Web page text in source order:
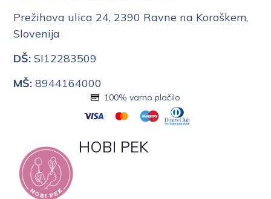
Prežihova ulica 24, 2390 Ravne na Koroškem,
Slovenija
DŠ: SI12283509
MŠ: 8944164000
HOBI PEK
100% varno plačilo